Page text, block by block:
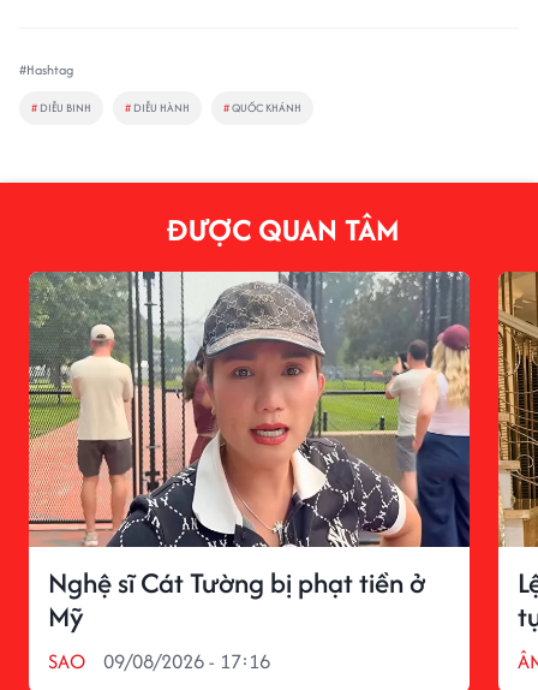
#Hashtag
# DIỄU BINH # DIỄU HÀNH #QUỐC KHÁNH
ĐƯỢC QUAN TÂM
Nghệ sĩ Cát Tường bị phạt tiền ở
Mỹ
SAO 09/08/2026 - 17:16